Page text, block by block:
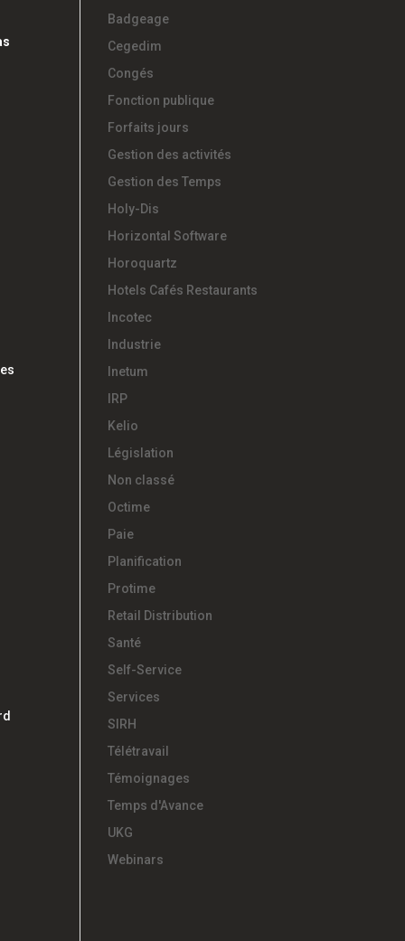
Badgeage
Cegedim
Congés
Fonction publique
Forfaits jours
Gestion des activités
Gestion des Temps
Holy-Dis
Horizontal Software
Horoquartz
Hotels Cafés Restaurants
Incotec
Industrie
Inetum
IRP
Kelio
Législation
Non classé
Octime
Paie
Planification
Protime
Retail Distribution
Santé
Self-Service
Services
SIRH
Télétravail
Témoignages
Temps d'Avance
UKG
Webinars